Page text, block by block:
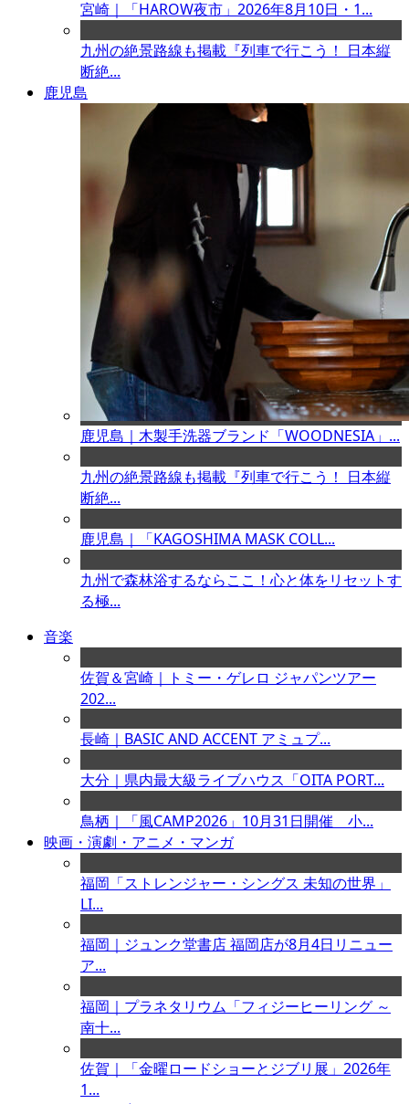
宮崎｜「HAROW夜市」2026年8月10日・1...
九州の絶景路線も掲載『列車で行こう！ 日本縦
断絶...
鹿児島
鹿児島｜木製手洗器ブランド「WOODNESIA」...
九州の絶景路線も掲載『列車で行こう！ 日本縦
断絶...
鹿児島｜「KAGOSHIMA MASK COLL...
九州で森林浴するならここ！心と体をリセットす
る極...
音楽
佐賀＆宮崎｜トミー・ゲレロ ジャパンツアー
202...
長崎｜BASIC AND ACCENT アミュプ...
大分｜県内最大級ライブハウス「OITA PORT...
鳥栖｜「風CAMP2026」10月31日開催 小...
映画・演劇・アニメ・マンガ
福岡「ストレンジャー・シングス 未知の世界」
LI...
福岡｜ジュンク堂書店 福岡店が8月4日リニュー
ア...
福岡｜プラネタリウム「フィジーヒーリング ～
南十...
佐賀｜「金曜ロードショーとジブリ展」2026年
1...